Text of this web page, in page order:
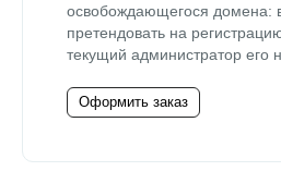
освобождающегося домена:
претендовать на
текущий администратор его
Оформить заказ